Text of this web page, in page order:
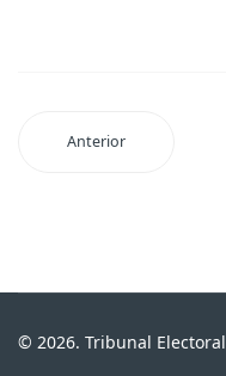
Anterior
© 2026. Tribunal